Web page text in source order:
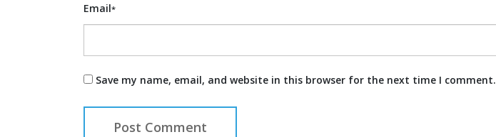
Email*
Save my name, email, and website in this browser for the next time I comment.